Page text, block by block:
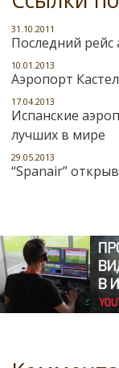
31.10.2011
Последний
10.01.2013
Аэропорт
17.04.2013
Испанские
лучших в мире
29.05.2013
“Spanair”